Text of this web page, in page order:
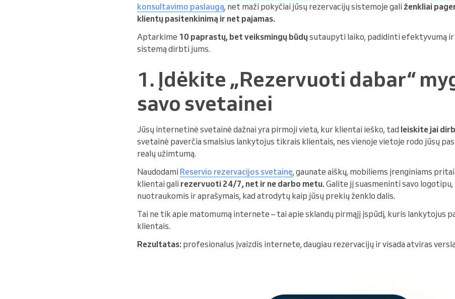
konsultavimo paslaugą, net maži pokyčiai jūsų rezervacijų sistemoje gali ženkliai
klientų pasitenkinimą ir net pajamas.
Aptarkime 10 paprastų, bet veiksmingų būdųsutaupyti laiko, padidinti efektyvumą
sistemą dirbti jums.
1. Įdėkite „Rezervuoti dabar“
savo svetainei
Jūsų internetinė svetainė dažnai yra pirmoji vieta, kur klientai ieško, tad leiskite jai
svetainė paverčia smalsius lankytojus tikrais klientais, nes vienoje vietoje rodo jūsų
realų užimtumą.
Naudodami Reservio rezervacijos svetainę, gaunate aiškų, mobiliems įrenginiams
klientai gali rezervuoti 24/7, net ir ne darbo metu.Galite jį suasmeninti savo logotipu,
nuotraukomis ir aprašymais, kad atrodytų kaip jūsų prekių ženklo dalis.
Tai ne tik apie matomumą internete – tai apie sklandų pirmąjį įspūdį, kuris lankytojus
klientais.
Rezultatas: profesionalus įvaizdis internete, daugiau rezervacijų ir visada atviras